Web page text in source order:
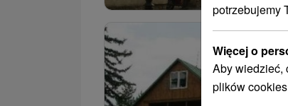
potrzebujemy
Więcej o
Aby wiedzieć,
plików